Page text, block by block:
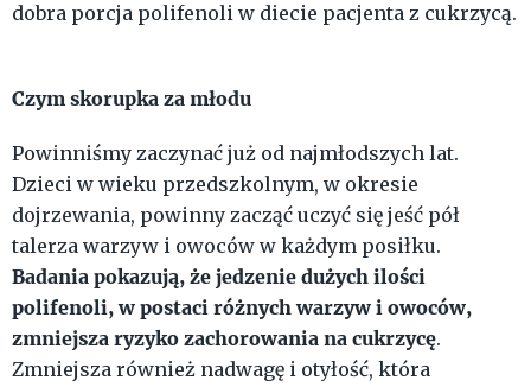
dobra porcja polifenoli w diecie pacjenta z cukrzycą.
Czym skorupka za młodu
Powinniśmy zaczynać już od najmłodszych lat.
Dzieci w wieku przedszkolnym, w okresie
dojrzewania, powinny zacząć uczyć się jeść pół
talerza warzyw i owoców w każdym posiłku.
Badania pokazują, że jedzenie dużych ilości
polifenoli, w postaci różnych warzyw i owoców,
zmniejsza ryzyko zachorowania na cukrzycę.
Zmniejsza również nadwagę i otyłość, która